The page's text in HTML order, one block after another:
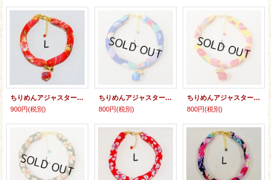
ちりめんアジャスター★招き猫
900円(税別)
ちりめんアジャスター★とんぼ玉
800円(税別)
ちりめんアジャスター★とんぼ玉
800円(税別)